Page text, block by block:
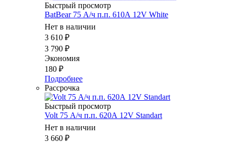
Быстрый просмотр
BatBear 75 А/ч п.п. 610А 12V White
Нет в наличии
3 610 ₽
3 790 ₽
Экономия
180 ₽
Подробнее
Рассрочка
Быстрый просмотр
Volt 75 А/ч п.п. 620А 12V Standart
Нет в наличии
3 660 ₽